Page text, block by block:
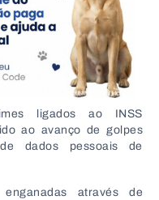
ligados ao INSS
ao avanço de golpes
dados pessoais de
através de